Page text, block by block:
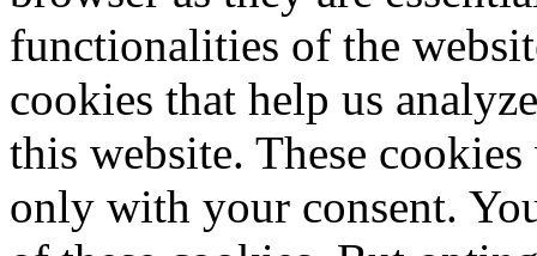
functionalities of the
cookies that help us
this website. These
only with your consent.